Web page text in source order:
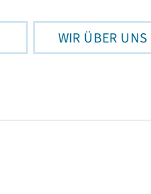
WIR ÜBER UNS